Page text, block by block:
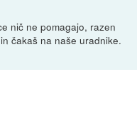
nič ne pomagajo, razen
čakaš na naše uradnike.